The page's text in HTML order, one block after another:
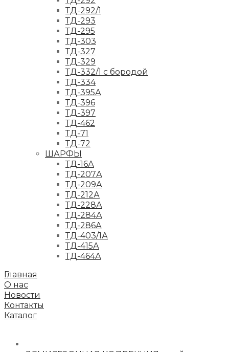
ТД-292/1
ТД-293
ТД-295
ТД-303
ТД-327
ТД-329
ТД-332/1 с бородой
ТД-334
ТД-395А
ТД-396
ТД-397
ТД-462
ТД-71
ТД-72
ШАРФЫ
ТД-16А
ТД-207А
ТД-209А
ТД-212А
ТД-228А
ТД-284А
ТД-286А
ТД-403/1А
ТД-415А
ТД-464А
Главная
О нас
Новости
Контакты
Каталог